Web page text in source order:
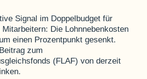
Signal im Doppelbudget für
Die Lohnnebenkosten
einen Prozentpunkt gesenkt.
zum
(FLAF) von derzeit